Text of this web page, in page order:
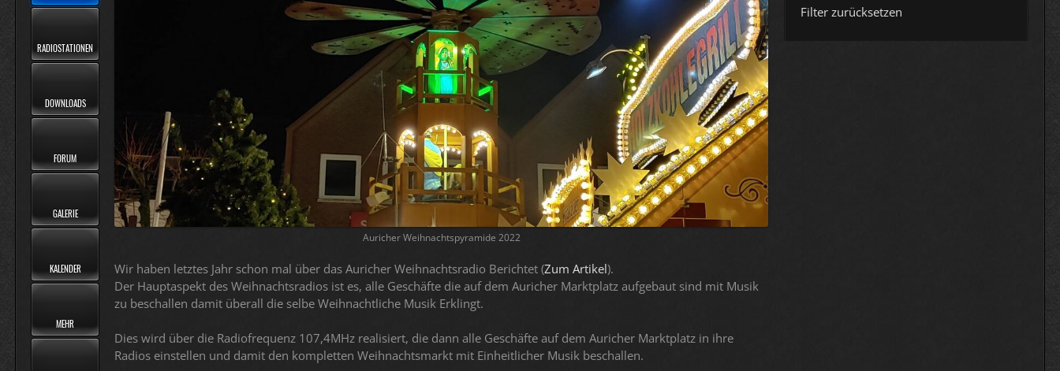
RADIOSTATIONEN
DOWNLOADS
FORUM
GALERIE
KALENDER
MEHR
Auricher Weihnachtspyramide 2022
Wir haben letztes Jahr schon mal über das Auricher Weihnachtsradio Berichtet (Zum Artikel).
Der Hauptaspekt des Weihnachtsradios ist es, alle Geschäfte die auf dem Auricher Marktplatz aufgebaut sind mit Musik
zu beschallen damit überall die selbe Weihnachtliche Musik Erklingt.
Dies wird über die Radiofrequenz 107,4MHz realisiert, die dann alle Geschäfte auf dem Auricher Marktplatz in ihre
Radios einstellen und damit den kompletten Weihnachtsmarkt mit Einheitlicher Musik beschallen.
Filter zurücksetzen